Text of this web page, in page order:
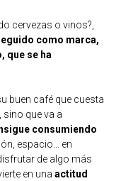
cervezas o vinos?,
como marca,
que se ha
buen café que cuesta
sino que va a
consumiendo
espacio... en
de algo más
en una actitud